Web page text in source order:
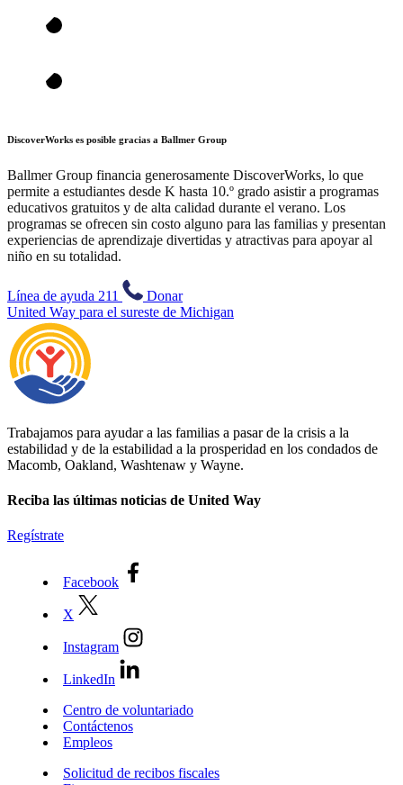
DiscoverWorks es posible gracias a Ballmer Group
Ballmer Group financia generosamente DiscoverWorks, lo que
permite a estudiantes desde K hasta 10.º grado asistir a programas
educativos gratuitos y de alta calidad durante el verano. Los
programas se ofrecen sin costo alguno para las familias y presentan
experiencias de aprendizaje divertidas y atractivas para apoyar al
niño en su totalidad.
Línea de ayuda 211
Donar
United Way para el sureste de Michigan
Trabajamos para ayudar a las familias a pasar de la crisis a la
estabilidad y de la estabilidad a la prosperidad en los condados de
Macomb, Oakland, Washtenaw y Wayne.
Reciba las últimas noticias de United Way
Regístrate
Facebook
X
Instagram
LinkedIn
Centro de voluntariado
Contáctenos
Empleos
Solicitud de recibos fiscales